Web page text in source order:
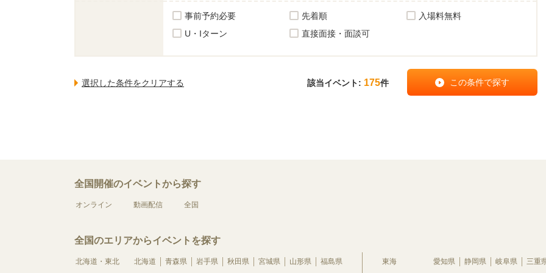
事前予約必要 先着順
入場料無料
U・Iターン
直接面接・面談可
該当イベント: 175件
全国開催のイベントから探す
オンライン 動画配信 全国
全国のエリアからイベントを探す
北海道・東北 北海道 青森県 岩手県 秋田県 宮城県 山形県 福島県 東海 愛知県 静岡県 岐阜県 三重